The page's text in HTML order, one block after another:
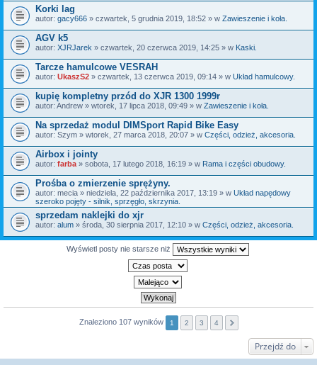
Korki lag
autor: gacy666 » czwartek, 5 grudnia 2019, 18:52 » w Zawieszenie i koła.
AGV k5
autor: XJRJarek » czwartek, 20 czerwca 2019, 14:25 » w Kaski.
Tarcze hamulcowe VESRAH
autor: UkaszS2 » czwartek, 13 czerwca 2019, 09:14 » w Układ hamulcowy.
kupię kompletny przód do XJR 1300 1999r
autor: Andrew » wtorek, 17 lipca 2018, 09:49 » w Zawieszenie i koła.
Na sprzedaż modul DIMSport Rapid Bike Easy
autor: Szym » wtorek, 27 marca 2018, 20:07 » w Części, odzież, akcesoria.
Airbox i jointy
autor: farba » sobota, 17 lutego 2018, 16:19 » w Rama i części obudowy.
Prośba o zmierzenie sprężyny.
autor: mecia » niedziela, 22 października 2017, 13:19 » w Układ napędowy
szeroko pojęty - silnik, sprzęgło, skrzynia.
sprzedam naklejki do xjr
autor: alum » środa, 30 sierpnia 2017, 12:10 » w Części, odzież, akcesoria.
Wyświetl posty nie starsze niż
Znaleziono 107 wyników 1 2 3 4
Przejdź do